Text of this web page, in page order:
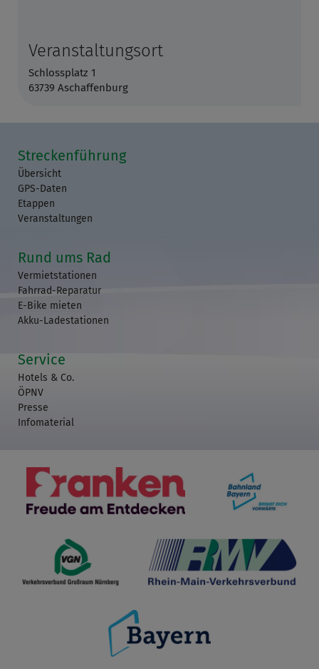
Veranstaltungsort
Schlossplatz 1
63739 Aschaffenburg
Streckenführung
Übersicht
GPS-Daten
Etappen
Veranstaltungen
Rund ums Rad
Vermietstationen
Fahrrad-Reparatur
E-Bike mieten
Akku-Ladestationen
Service
Hotels & Co.
ÖPNV
Presse
Infomaterial